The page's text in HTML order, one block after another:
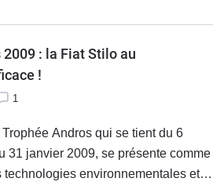
: la Fiat Stilo au
!
1
Andros qui se tient du 6
31 janvier 2009, se présente comme
technologies environnementales et